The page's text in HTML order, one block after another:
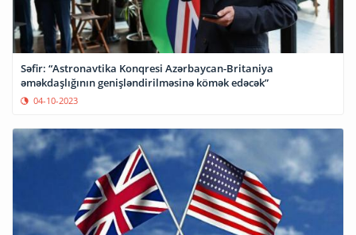
Səfir: “Astronavtika Konqresi Azərbaycan-Britaniya
əməkdaşlığının genişləndirilməsinə kömək edəcək”
04-10-2023